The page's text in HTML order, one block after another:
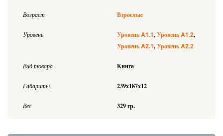
Возраст Взрослые
Уровень УровеньA1.1 УровеньA1.2
УровеньA2.1 УровеньA2.2
Вид товара Книга
Габариты 239x187x12
Вес 329 гр.